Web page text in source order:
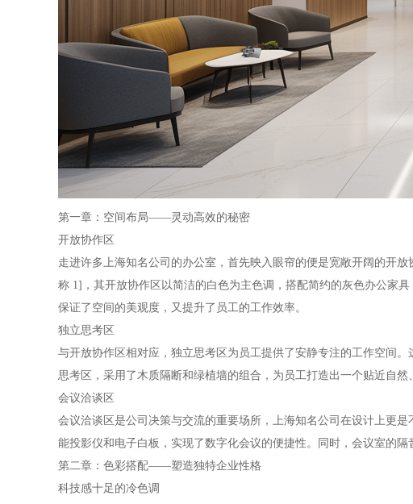
第一章：空间布局——灵动高效的秘密
开放协作区
走进许多上海知名公司的办公室，首先映入眼帘的便是宽敞开阔的开
称 1]，其开放协作区以简洁的白色为主色调，搭配简约的灰色办公家
保证了空间的美观度，又提升了员工的工作效率。
独立思考区
与开放协作区相对应，独立思考区为员工提供了安静专注的工作空间
思考区，采用了木质隔断和绿植墙的组合，为员工打造出一个贴近自
会议洽谈区
会议洽谈区是公司决策与交流的重要场所，上海知名公司在设计上更
能投影仪和电子白板，实现了数字化会议的便捷性。同时，会议室的
第二章：色彩搭配——塑造独特企业性格
科技感十足的冷色调